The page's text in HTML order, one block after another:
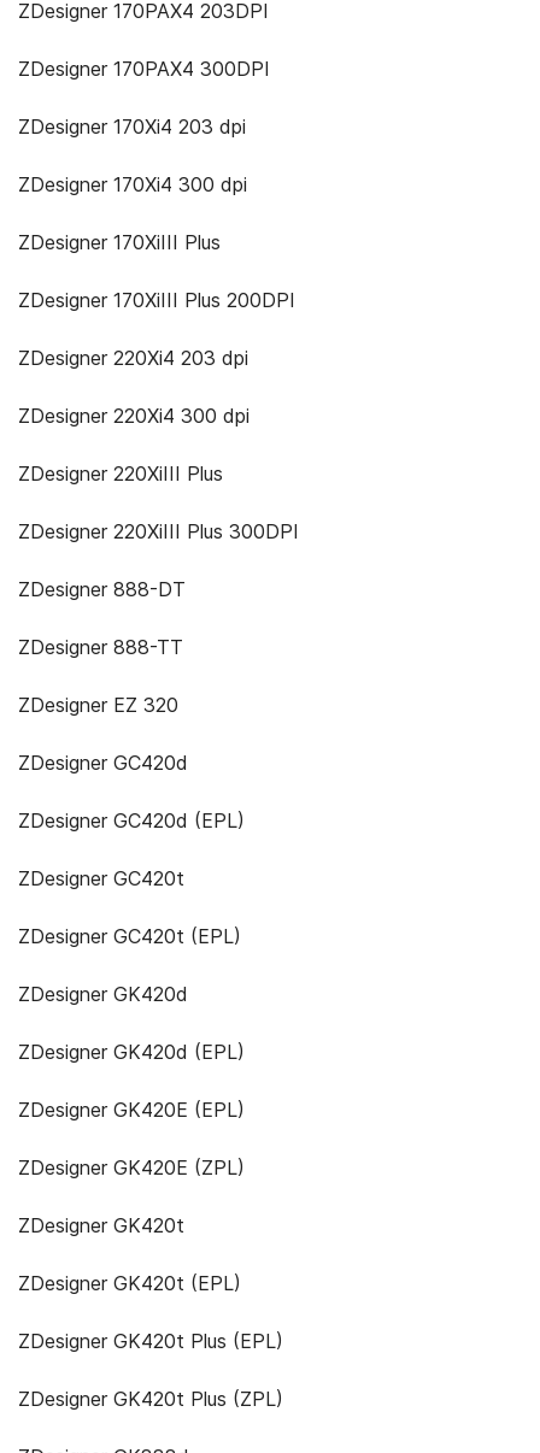
ZDesigner 170PAX4 203DPI
ZDesigner 170PAX4 300DPI
ZDesigner 170Xi4 203 dpi
ZDesigner 170Xi4 300 dpi
ZDesigner 170XiIII Plus
ZDesigner 170XiIII Plus 200DPI
ZDesigner 220Xi4 203 dpi
ZDesigner 220Xi4 300 dpi
ZDesigner 220XiIII Plus
ZDesigner 220XiIII Plus 300DPI
ZDesigner 888-DT
ZDesigner 888-TT
ZDesigner EZ 320
ZDesigner GC420d
ZDesigner GC420d (EPL)
ZDesigner GC420t
ZDesigner GC420t (EPL)
ZDesigner GK420d
ZDesigner GK420d (EPL)
ZDesigner GK420E (EPL)
ZDesigner GK420E (ZPL)
ZDesigner GK420t
ZDesigner GK420t (EPL)
ZDesigner GK420t Plus (EPL)
ZDesigner GK420t Plus (ZPL)